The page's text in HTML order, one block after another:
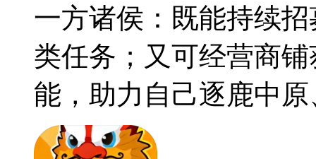
一方诸侯：既能持续
类任务；又可经营商
能，助力自己逐鹿中